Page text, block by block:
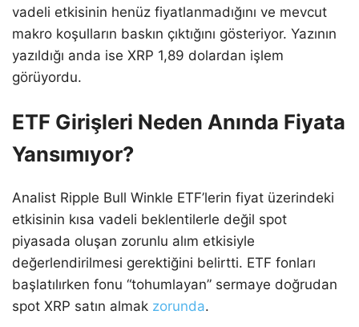
vadeli etkisinin henüz fiyatlanmadığını ve mevcut
makro koşulların baskın çıktığını gösteriyor. Yazının
yazıldığı anda ise XRP 1,89 dolardan işlem
görüyordu.
ETF Girişleri Neden Anında Fiyata
Yansımıyor?
Analist Ripple Bull Winkle ETF’lerin fiyat üzerindeki
etkisinin kısa vadeli beklentilerle değil spot
piyasada oluşan zorunlu alım etkisiyle
değerlendirilmesi gerektiğini belirtti. ETF fonları
başlatılırken fonu “tohumlayan” sermaye doğrudan
spot XRP satın almak zorunda.